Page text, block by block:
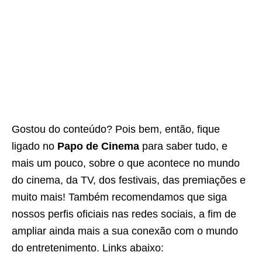
Gostou do conteúdo? Pois bem, então, fique
ligado no Papo de Cinema para saber tudo, e
mais um pouco, sobre o que acontece no mundo
do cinema, da TV, dos festivais, das premiações e
muito mais! Também recomendamos que siga
nossos perfis oficiais nas redes sociais, a fim de
ampliar ainda mais a sua conexão com o mundo
do entretenimento. Links abaixo: